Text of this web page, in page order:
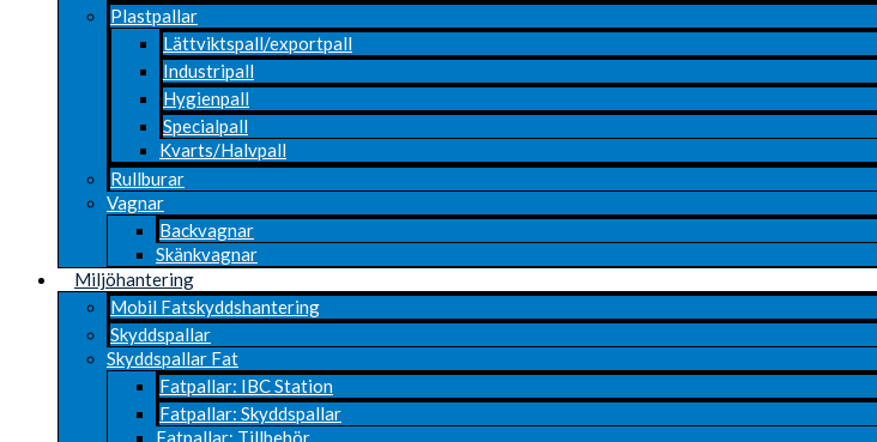
Plastpallar
Lättviktspall/exportpall
Industripall
Hygienpall
Specialpall
Kvarts/Halvpall
Rullburar
Vagnar
Backvagnar
Skänkvagnar
Miljöhantering
Mobil Fatskyddshantering
Skyddspallar
Skyddspallar Fat
Fatpallar: IBC Station
Fatpallar: Skyddspallar
Fatpallar: Tillbehör